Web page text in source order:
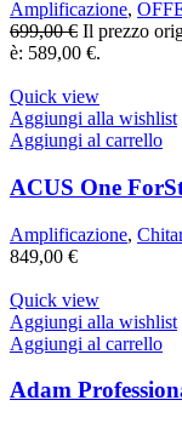
Amplificazione,
699,00€ Il prezzo
è: 589,00 €.
Quick view
Aggiungi alla wishlist
Aggiungi al carrello
ACUS One
Amplificazione,
849,00 €
Quick view
Aggiungi alla wishlist
Aggiungi al carrello
Adam